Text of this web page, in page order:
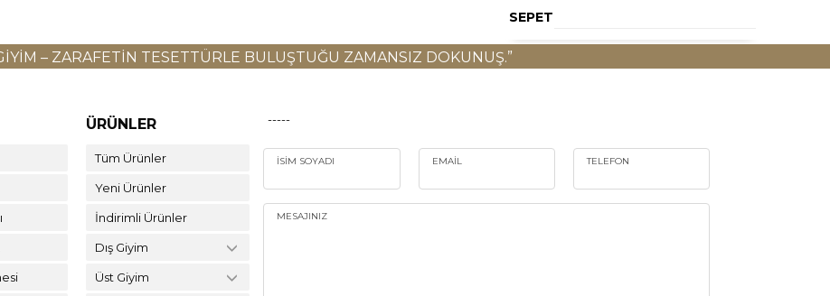
SEPET
– ZARAFETIN TESETTÜRLE BULUŞTUĞU ZAMANSIZ DOKUNUŞ.”
ÜRÜNLER
Tüm Ürünler
Yeni Ürünler
İndirimli Ürünler
Dış Giyim
Üst Giyim
-----
İSIM SOYADI EMAIL TELEFON
MESAJINIZ